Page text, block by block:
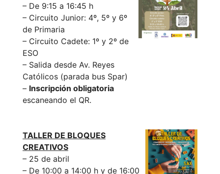
– De 9:15 a 16:45 h
– Circuito Junior: 4º, 5º y 6º
de Primaria
– Circuito Cadete: 1º y 2º de
ESO
– Salida desde Av. Reyes
Católicos (parada bus Spar)
– Inscripción obligatoria
escaneando el QR.
TALLER DE BLOQUES
CREATIVOS
– 25 de abril
– De 10:00 a 14:00 h y de 16:00